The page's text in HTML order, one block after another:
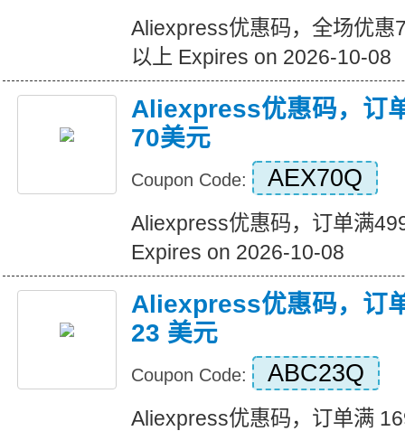
Aliexpress优惠码，全场优惠
以上 Expires on 2026-10-08
Aliexpress优惠码，订
70美元
Coupon Code: AEX70Q
Aliexpress优惠码，订单满
Expires on 2026-10-08
Aliexpress优惠码，订
23 美元
Coupon Code: ABC23Q
Aliexpress优惠码，订单满